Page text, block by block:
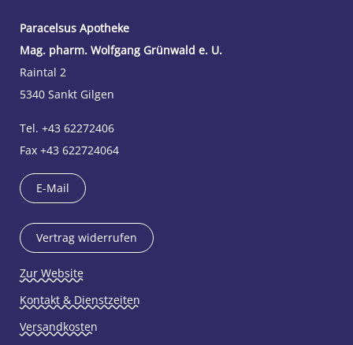
Paracelsus Apotheke
Mag. pharm. Wolfgang Grünwald e. U.
Raintal 2
5340 Sankt Gilgen
Tel. +43 62272406
Fax +43 622724064
E-Mail
Vertrag widerrufen
Zur Website
Kontakt & Dienstzeiten
Versandkosten